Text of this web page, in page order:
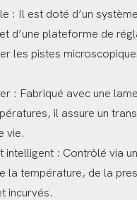
: Il est doté d’un
d’une plateforme de
les pistes
: Fabriqué avec une
il assure un
vie.
intelligent : Contrôlé via
la température, de la
incurvés.